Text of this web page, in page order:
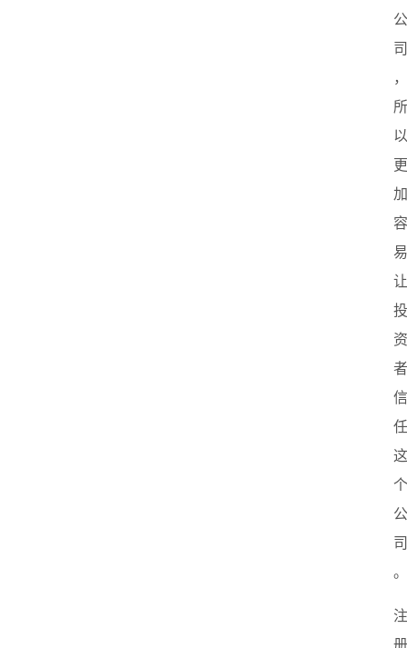
公
司
，
所
以
更
加
容
易
让
投
资
者
信
任
这
个
公
司
。
注
册